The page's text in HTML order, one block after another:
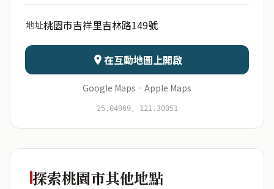
日期 出生時辰
資料僅用於即時分析，不會儲存於伺服器
地址桃園市吉祥里吉林路149號
在互動地圖上開啟
Google Maps · Apple Maps
25.04969, 121.30051
探索桃園市其他地點